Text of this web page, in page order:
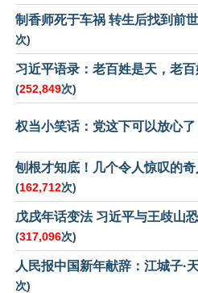
制香师死于车祸 转生后找到前
次)
习近平语录：老百姓是天，老
(252,849次)
权当小笑话：党这下可以放心了
刨根才知底！几个令人惊叹的
(162,712次)
戊戌年话变法 习近平与王歧山
(317,096次)
人民报中国新年献辞：江城子·
次)